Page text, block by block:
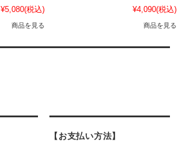
¥5,080(税込)
商品を見る
¥4,090(税込)
商品を見る
【お支払い方法】